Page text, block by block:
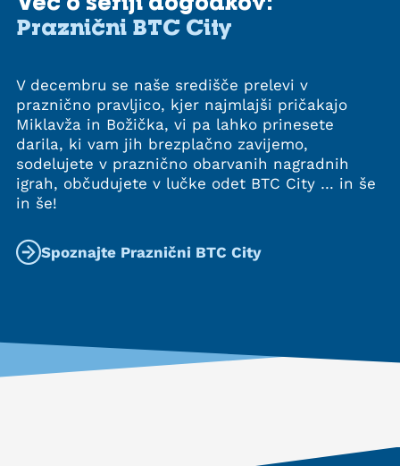
Praznični BTC City
V decembru se naše središče prelevi v
praznično pravljico, kjer najmlajši pričakajo
Miklavža in Božička, vi pa lahko prinesete
darila, ki vam jih brezplačno zavijemo,
sodelujete v praznično obarvanih nagradnih
igrah, občudujete v lučke odet BTC City … in še
in še!
Spoznajte Praznični BTC City